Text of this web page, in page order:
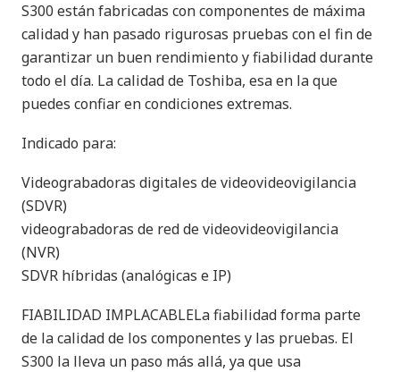
S300 están fabricadas con componentes de máxima
calidad y han pasado rigurosas pruebas con el fin de
garantizar un buen rendimiento y fiabilidad durante
todo el día. La calidad de Toshiba, esa en la que
puedes confiar en condiciones extremas.
Indicado para:
Videograbadoras digitales de videovideovigilancia
(SDVR)
videograbadoras de red de videovideovigilancia
(NVR)
SDVR híbridas (analógicas e IP)
FIABILIDAD IMPLACABLELa fiabilidad forma parte
de la calidad de los componentes y las pruebas. El
S300 la lleva un paso más allá, ya que usa